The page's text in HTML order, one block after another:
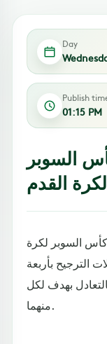
Day
Publish
01:15 PM
السوبر
القدم
كأس السوبر لكرة
الترجيح بأربعة
بهدف لكل
منهما.